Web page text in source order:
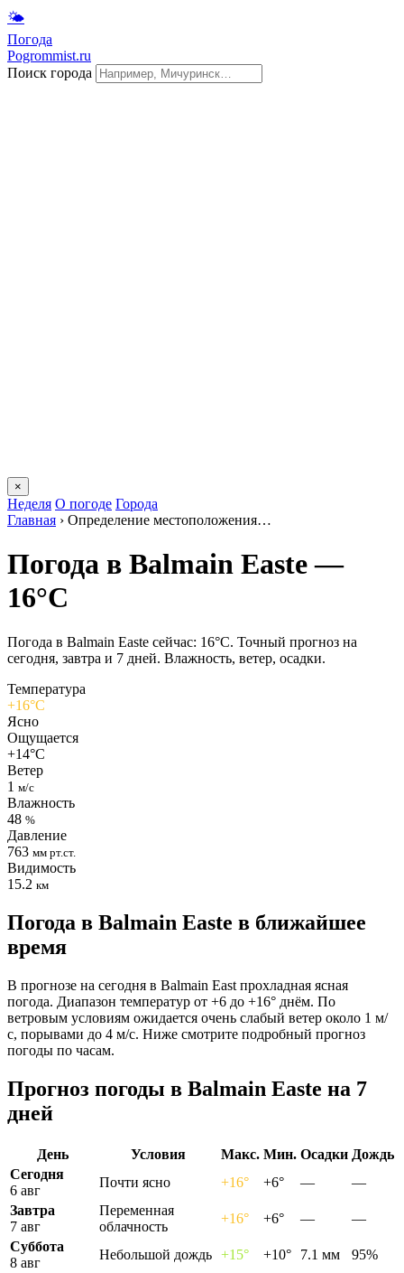
🌤
Погода
Pogrommist.ru
Поиск города
×
Неделя О погоде Города
Главная › Определение местоположения…
Погода в Balmain Eastе —
16°C
Погода в Balmain Eastе сейчас: 16°C. Точный прогноз на
сегодня, завтра и 7 дней. Влажность, ветер, осадки.
Температура
+16°C
Ясно
Ощущается
+14°C
Ветер
1 м/с
Влажность
48 %
Давление
763 мм рт.ст.
Видимость
15.2 км
Погода в Balmain Eastе в ближайшее
время
В прогнозе на сегодня в Balmain East прохладная ясная
погода. Диапазон температур от +6 до +16° днём. По
ветровым условиям ожидается очень слабый ветер около 1 м/
с, порывами до 4 м/с. Ниже смотрите подробный прогноз
погоды по часам.
Прогноз погоды в Balmain Eastе на 7
дней
День Условия Макс. Мин. Осадки Дождь
Сегодня
6 авг
Почти ясно +16° +6° —
—
Завтра
7 авг
Переменная
облачность
+16° +6° —
—
Суббота
8 авг
Небольшой дождь +15° +10° 7.1 мм
95%